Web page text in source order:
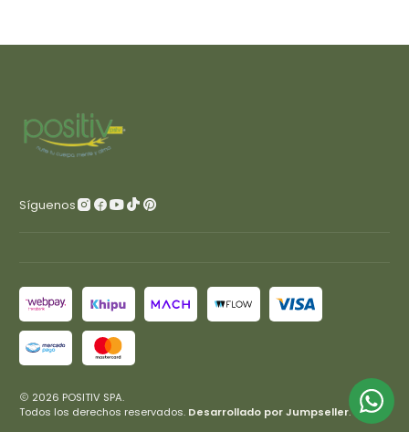
Síguenos
2026 POSITIV SPA.
Todos los derechos reservados. Desarrollado por Jumpseller.